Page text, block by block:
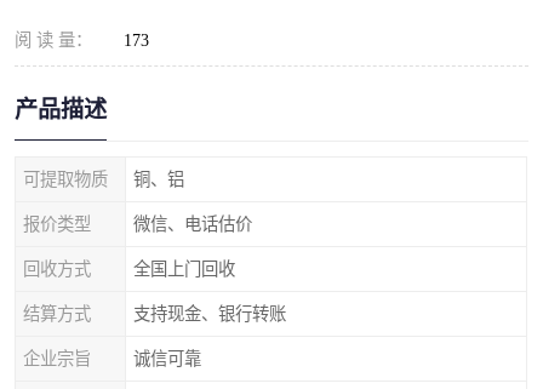
阅 读 量： 173
产品描述
可提取物质 铜、铝
报价类型 微信、电话估价
回收方式 全国上门回收
结算方式 支持现金、银行转账
企业宗旨 诚信可靠